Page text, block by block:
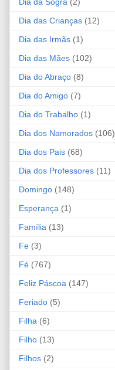
Dia das Crianças (12)
Dia das Irmãs (1)
Dia das Mães (102)
Dia do Abraço (8)
Dia do Amigo (7)
Dia do Trabalho (1)
Dia dos Namorados (106)
Dia dos Pais (68)
Dia dos Professores (11)
Domingo (148)
Esperança (1)
Família (13)
Fe (3)
Fé (767)
Feliz Páscoa (147)
Feriado (5)
Filha (6)
Filho (13)
Filhos (2)